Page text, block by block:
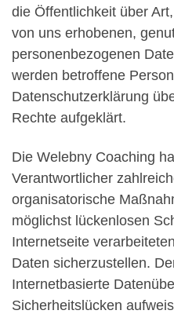
die Öffentlichkeit über
von uns erhobenen,
personenbezogenen
werden betroffene
Datenschutzerklärung
Rechte aufgeklärt.
Die Welebny Coaching
Verantwortlicher
organisatorische
möglichst lückenlosen
Internetseite
Daten sicherzustellen.
Internetbasierte
Sicherheitslücken